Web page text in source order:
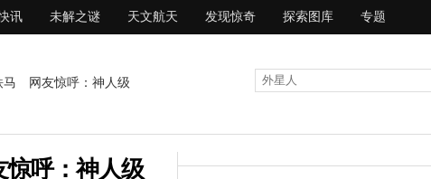
讯 未解之谜 天文航天 发现惊奇 探索图库 专题
马 网友惊呼：神人级
呼：神人级